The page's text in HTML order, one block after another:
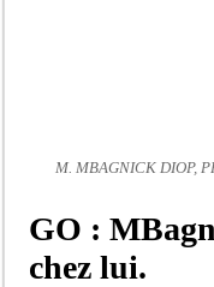
M. MBAGNICK DIOP,
GO :
chez lui.